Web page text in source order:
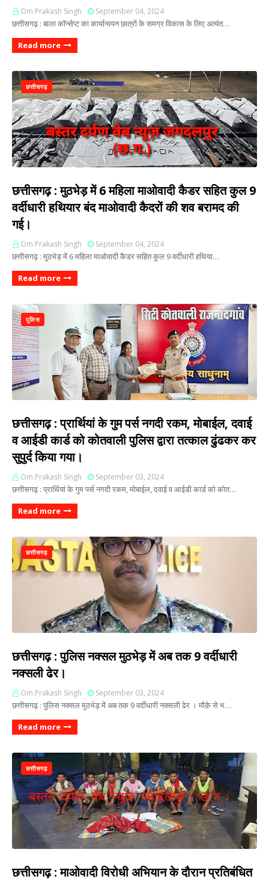
Om Prakash Singh September 04, 2024
छत्तीसगढ़ : बाला कॉन्सेप्ट का कार्यान्वयन छात्रों के समग्र विकास के लिए अत्यंत…
Read more
छत्तीसगढ़
छत्तीसगढ़ : मुठभेड़ में 6 महिला माओवादी कैडर सहित कुल 9
वर्दीधारी हथियार बंद माओवादी कैदरों की शव बरामद की
गई।
Om Prakash Singh September 04, 2024
छत्तीसगढ़ : मुठभेड़ में 6 महिला माओवादी कैडर सहित कुल 9 वर्दीधारी हथिया…
Read more
पुलिस
छत्तीसगढ़ : प्रार्थियां के गुम पर्स नगदी रकम, मोबाईल, दवाई
व आईडी कार्ड को कोतवाली पुलिस द्वारा तत्काल ढुंढकर कर
सुपुर्द किया गया।
Om Prakash Singh September 03, 2024
छत्तीसगढ़ : प्रार्थियां के गुम पर्स नगदी रकम, मोबाईल, दवाई व आईडी कार्ड को कोत…
Read more
छत्तीसगढ़
छत्तीसगढ़ : पुलिस नक्सल मुठभेड़ में अब तक 9 वर्दीधारी
नक्सली ढेर।
Om Prakash Singh September 03, 2024
छत्तीसगढ़ : पुलिस नक्सल मुठभेड़ में अब तक 9 वर्दीधारी नक्सली ढेर । मौक़े से भ…
Read more
छत्तीसगढ़
छत्तीसगढ़ : माओवादी विरोधी अभियान के दौरान प्रतिबंधित